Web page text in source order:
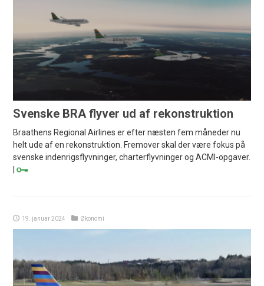
Svenske BRA flyver ud af rekonstruktion
Braathens Regional Airlines er efter næsten fem måneder nu
helt ude af en rekonstruktion. Fremover skal der være fokus på
svenske indenrigsflyvninger, charterflyvninger og ACMI-opgaver.
|
19. januar 2024 Økonomi